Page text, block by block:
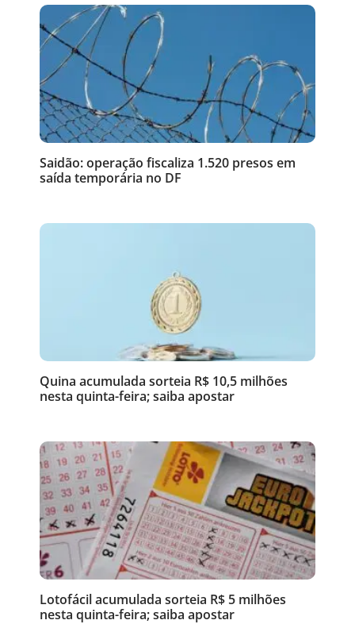
Saidão: operação fiscaliza 1.520 presos em
saída temporária no DF
Quina acumulada sorteia R$ 10,5 milhões
nesta quinta-feira; saiba apostar
Lotofácil acumulada sorteia R$ 5 milhões
nesta quinta-feira; saiba apostar